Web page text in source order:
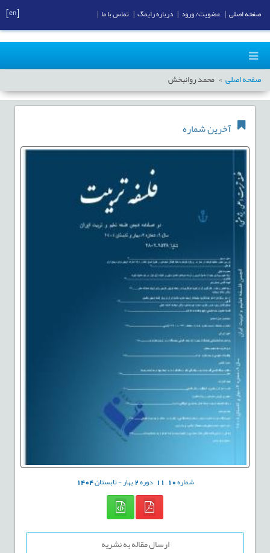
صفحه اصلی محمد روانبخش
آخرین شماره
شماره10
,
11 دوره2بهار - تابستان1404
ارسال مقاله به نشریه
صفحه اصلی عضویت/ ورود درباره رایمگ تماس با ما